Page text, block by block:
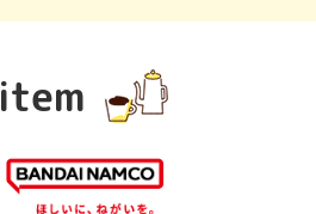
item